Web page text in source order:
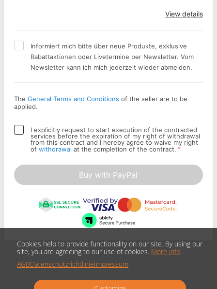
View details
Informiert mich bitte über neue Produkte, exklusive
Rabattaktionen oder Livetermine per Newsletter. Vom
Newsletter kann ich mich jederzeit wieder abmelden.
The General Terms and Conditions of the seller are to be
applied.
I explicitly request to start execution of the contracted
services before the expiration of my right of withdrawal
from this contract and I hereby agree to waive my right
of withdrawal at the completion of the contract. *
Buy with PayPal
Cookies help to provide functionality on our site. By using our
site, you are agreeing to our use of cookies. More info
AGBDatenschutzrichtlinieImpressum